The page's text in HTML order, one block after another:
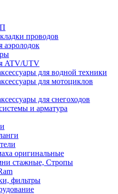
проводов
аэролодок
ATV/UTV
для водной техники
для мотоциклов
для снегоходов
и арматура
оригинальные
стажные, Стропы
фильтры